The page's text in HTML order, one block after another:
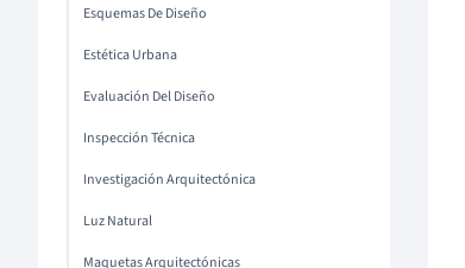
Esquemas De Diseño
Estética Urbana
Evaluación Del Diseño
Inspección Técnica
Investigación Arquitectónica
Luz Natural
Maquetas Arquitectónicas